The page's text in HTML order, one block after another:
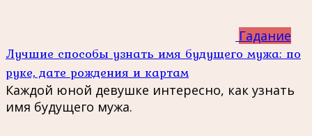
Гадание
Лучшие способы узнать имя будущего мужа: по
руке, дате рождения и картам
Каждой юной девушке интересно, как узнать
имя будущего мужа.